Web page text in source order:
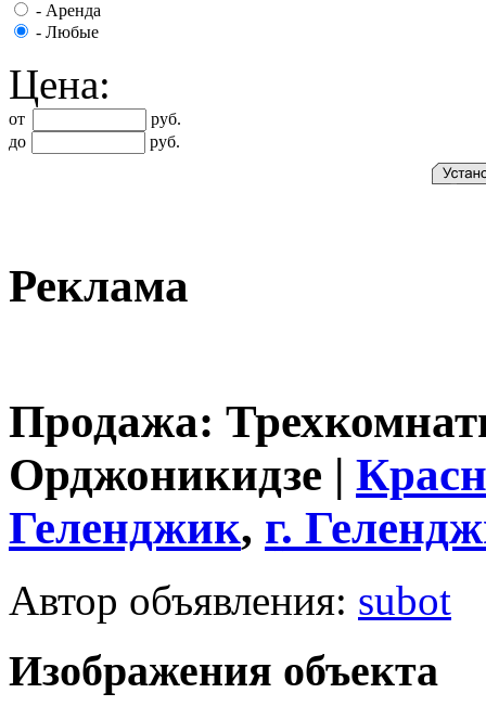
- Аренда
- Любые
Цена:
от
руб.
до
руб.
Реклама
Продажа:
Орджоникидзе |
Геленджик, г.
Автор объявления: subot
Изображения объекта